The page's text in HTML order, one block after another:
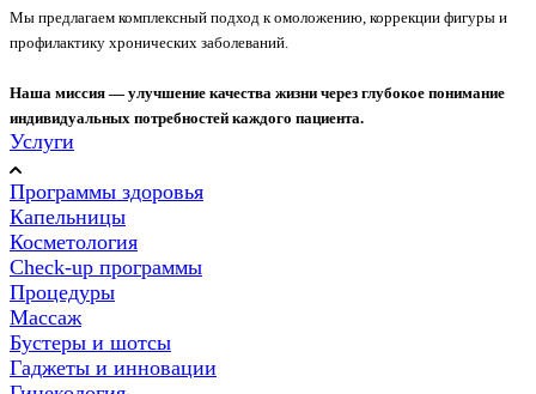
Мы предлагаем комплексный подход к омоложению, коррекции фигуры и
профилактику хронических заболеваний.
Наша миссия — улучшение качества жизни через глубокое понимание
индивидуальных потребностей каждого пациента.
Услуги
Программы здоровья
Капельницы
Косметология
Check-up программы
Процедуры
Массаж
Бустеры и шотсы
Гаджеты и инновации